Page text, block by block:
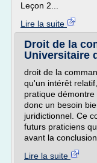
Leçon 2...
Lire la suite
Droit de la
Universitaire
droit de la
qu'un intérêt
pratique
donc un besoin
juridictionnel. Ce
futurs praticiens
avant la
Lire la suite